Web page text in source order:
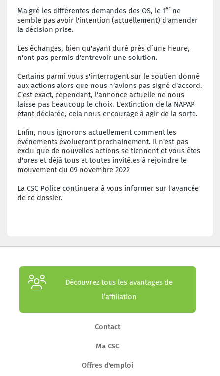
Malgré les différentes demandes des OS, le 1er ne
semble pas avoir l'intention (actuellement) d'amender
la décision prise.
Les échanges, bien qu'ayant duré près d´une heure,
n'ont pas permis d'entrevoir une solution.
Certains parmi vous s'interrogent sur le soutien donné
aux actions alors que nous n'avions pas signé d'accord.
C'est exact, cependant, l'annonce actuelle ne nous
laisse pas beaucoup le choix. L'extinction de la NAPAP
étant déclarée, cela nous encourage à agir de la sorte.
Enfin, nous ignorons actuellement comment les
événements évolueront prochainement. Il n'est pas
exclu que de nouvelles actions se tiennent et vous êtes
d'ores et déjà tous et toutes invité.es à rejoindre le
mouvement du 09 novembre 2022
La CSC Police continuera à vous informer sur l'avancée
de ce dossier.
Découvrez tous les avantages de
l’affiliation
Contact
Ma CSC
Offres d'emploi